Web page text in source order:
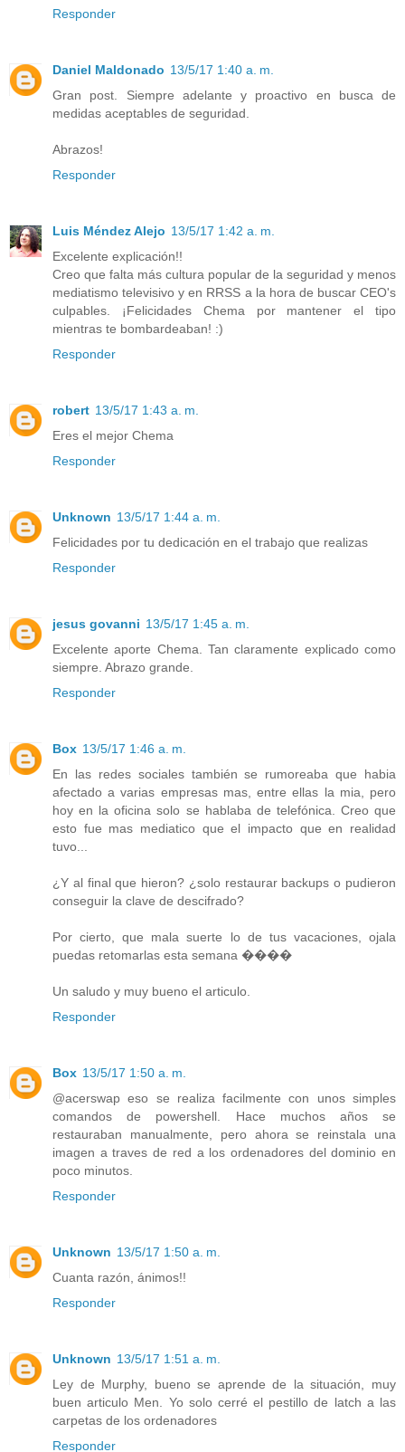
Responder
Daniel Maldonado 13/5/17 1:40 a. m.
Gran post. Siempre adelante y proactivo en busca de
medidas aceptables de seguridad.
Abrazos!
Responder
Luis Méndez Alejo 13/5/17 1:42 a. m.
Excelente explicación!!
Creo que falta más cultura popular de la seguridad y menos
mediatismo televisivo y en RRSS a la hora de buscar CEO's
culpables. ¡Felicidades Chema por mantener el tipo
mientras te bombardeaban! :)
Responder
robert 13/5/17 1:43 a. m.
Eres el mejor Chema
Responder
Unknown 13/5/17 1:44 a. m.
Felicidades por tu dedicación en el trabajo que realizas
Responder
jesus govanni 13/5/17 1:45 a. m.
Excelente aporte Chema. Tan claramente explicado como
siempre. Abrazo grande.
Responder
Box 13/5/17 1:46 a. m.
En las redes sociales también se rumoreaba que habia
afectado a varias empresas mas, entre ellas la mia, pero
hoy en la oficina solo se hablaba de telefónica. Creo que
esto fue mas mediatico que el impacto que en realidad
tuvo...
¿Y al final que hieron? ¿solo restaurar backups o pudieron
conseguir la clave de descifrado?
Por cierto, que mala suerte lo de tus vacaciones, ojala
puedas retomarlas esta semana ����
Un saludo y muy bueno el articulo.
Responder
Box 13/5/17 1:50 a. m.
@acerswap eso se realiza facilmente con unos simples
comandos de powershell. Hace muchos años se
restauraban manualmente, pero ahora se reinstala una
imagen a traves de red a los ordenadores del dominio en
poco minutos.
Responder
Unknown 13/5/17 1:50 a. m.
Cuanta razón, ánimos!!
Responder
Unknown 13/5/17 1:51 a. m.
Ley de Murphy, bueno se aprende de la situación, muy
buen articulo Men. Yo solo cerré el pestillo de latch a las
carpetas de los ordenadores
Responder